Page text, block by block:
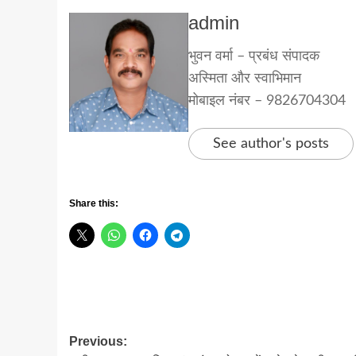
admin
भुवन वर्मा – प्रबंध संपादक
अस्मिता और स्वाभिमान
मोबाइल नंबर – 9826704304
See author's posts
Share this:
Post
Previous: